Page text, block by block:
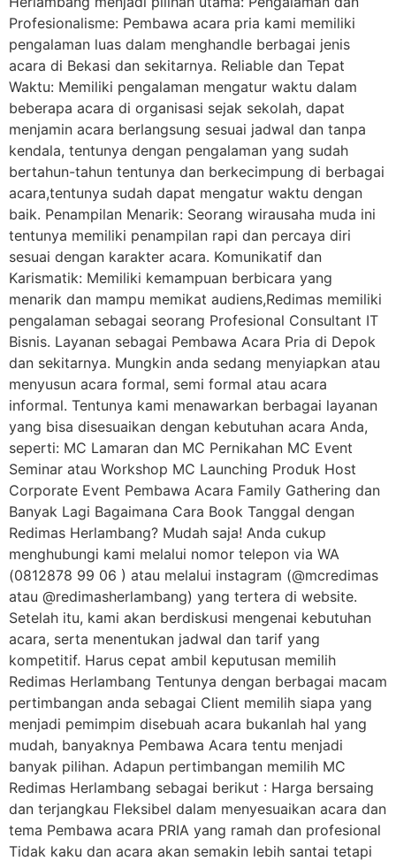
Profesionalisme: Pembawa acara pria kami memiliki
pengalaman luas dalam menghandle berbagai jenis
acara di Bekasi dan sekitarnya. Reliable dan Tepat
Waktu: Memiliki pengalaman mengatur waktu dalam
beberapa acara di organisasi sejak sekolah, dapat
menjamin acara berlangsung sesuai jadwal dan tanpa
kendala, tentunya dengan pengalaman yang sudah
bertahun-tahun tentunya dan berkecimpung di berbagai
acara,tentunya sudah dapat mengatur waktu dengan
baik. Penampilan Menarik: Seorang wirausaha muda ini
tentunya memiliki penampilan rapi dan percaya diri
sesuai dengan karakter acara. Komunikatif dan
Karismatik: Memiliki kemampuan berbicara yang
menarik dan mampu memikat audiens,Redimas memiliki
pengalaman sebagai seorang Profesional Consultant IT
Bisnis. Layanan sebagai Pembawa Acara Pria di Depok
dan sekitarnya. Mungkin anda sedang menyiapkan atau
menyusun acara formal, semi formal atau acara
informal. Tentunya kami menawarkan berbagai layanan
yang bisa disesuaikan dengan kebutuhan acara Anda,
seperti: MC Lamaran dan MC Pernikahan MC Event
Seminar atau Workshop MC Launching Produk Host
Corporate Event Pembawa Acara Family Gathering dan
Banyak Lagi Bagaimana Cara Book Tanggal dengan
Redimas Herlambang? Mudah saja! Anda cukup
menghubungi kami melalui nomor telepon via WA
(0812878 99 06 ) atau melalui instagram (@mcredimas
atau @redimasherlambang) yang tertera di website.
Setelah itu, kami akan berdiskusi mengenai kebutuhan
acara, serta menentukan jadwal dan tarif yang
kompetitif. Harus cepat ambil keputusan memilih
Redimas Herlambang Tentunya dengan berbagai macam
pertimbangan anda sebagai Client memilih siapa yang
menjadi pemimpim disebuah acara bukanlah hal yang
mudah, banyaknya Pembawa Acara tentu menjadi
banyak pilihan. Adapun pertimbangan memilih MC
Redimas Herlambang sebagai berikut : Harga bersaing
dan terjangkau Fleksibel dalam menyesuaikan acara dan
tema Pembawa acara PRIA yang ramah dan profesional
Tidak kaku dan acara akan semakin lebih santai tetapi